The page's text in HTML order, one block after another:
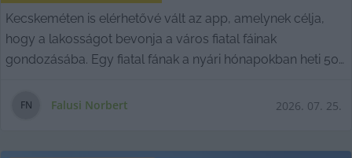
Kecskeméten is elérhetővé vált az app, amelynek célja,
hogy a lakosságot bevonja a város fiatal fáinak
gondozásába. Egy fiatal fának a nyári hónapokban heti 50–
FN Falusi Norbert 2026. 07. 25.